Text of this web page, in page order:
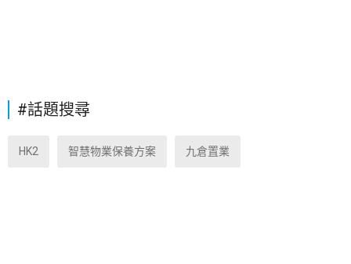
#話題搜尋
HK2 智慧物業保養方案 九倉置業